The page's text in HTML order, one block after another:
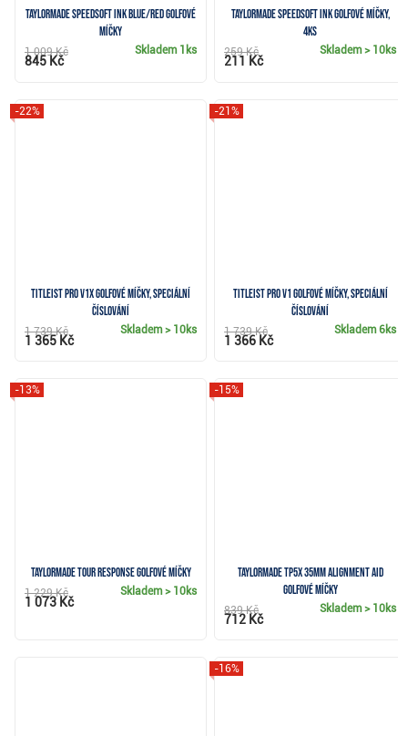
TaylorMade SpeedSoft Ink Blue/Red golfové
míčky
Skladem 1ks
1 009 Kč
845 Kč
TaylorMade SpeedSoft Ink golfové míčky,
4ks
Skladem> 10ks
259 Kč
211 Kč
Titleist Pro V1x golfové míčky, speciální
číslování
-22%
Skladem> 10ks
1 739 Kč
1 365 Kč
Titleist Pro V1 golfové míčky, speciální
číslování
-21%
Skladem6ks
1 739 Kč
1 366 Kč
TaylorMade Tour Response golfové míčky
-13%
Skladem> 10ks
1 229 Kč
1 073 Kč
TaylorMade TP5x 35mm Alignment Aid
golfové míčky
-15%
Skladem> 10ks
839 Kč
712 Kč
-16%